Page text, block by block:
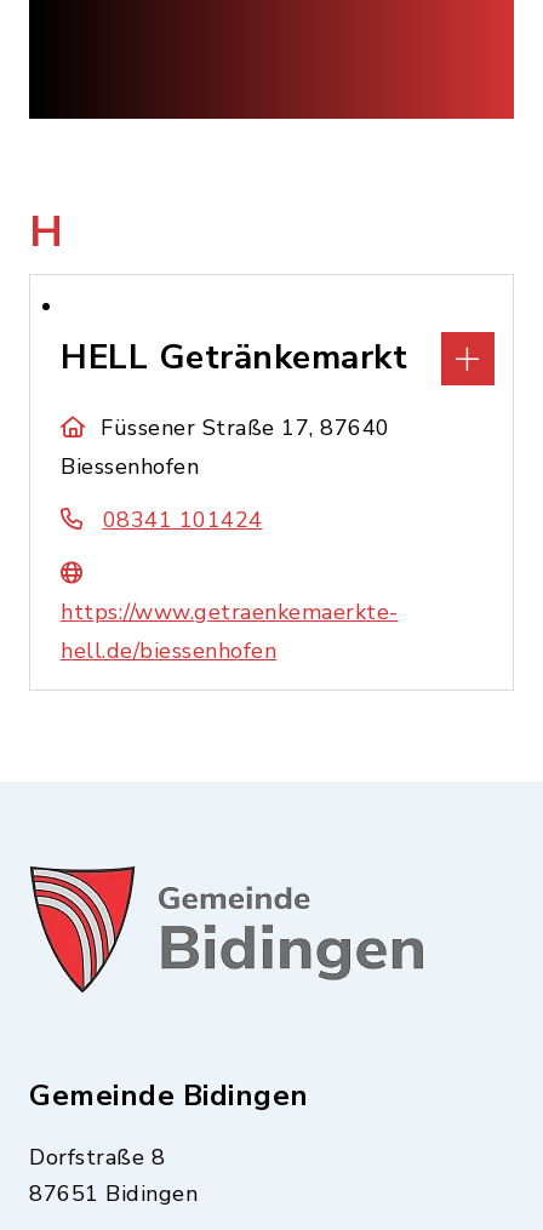
H
HELL Getränkemarkt
Füssener Straße 17, 87640
Biessenhofen
08341 101424
https://www.getraenkemaerkte-
hell.de/biessenhofen
Gemeinde Bidingen
Dorfstraße 8
87651 Bidingen